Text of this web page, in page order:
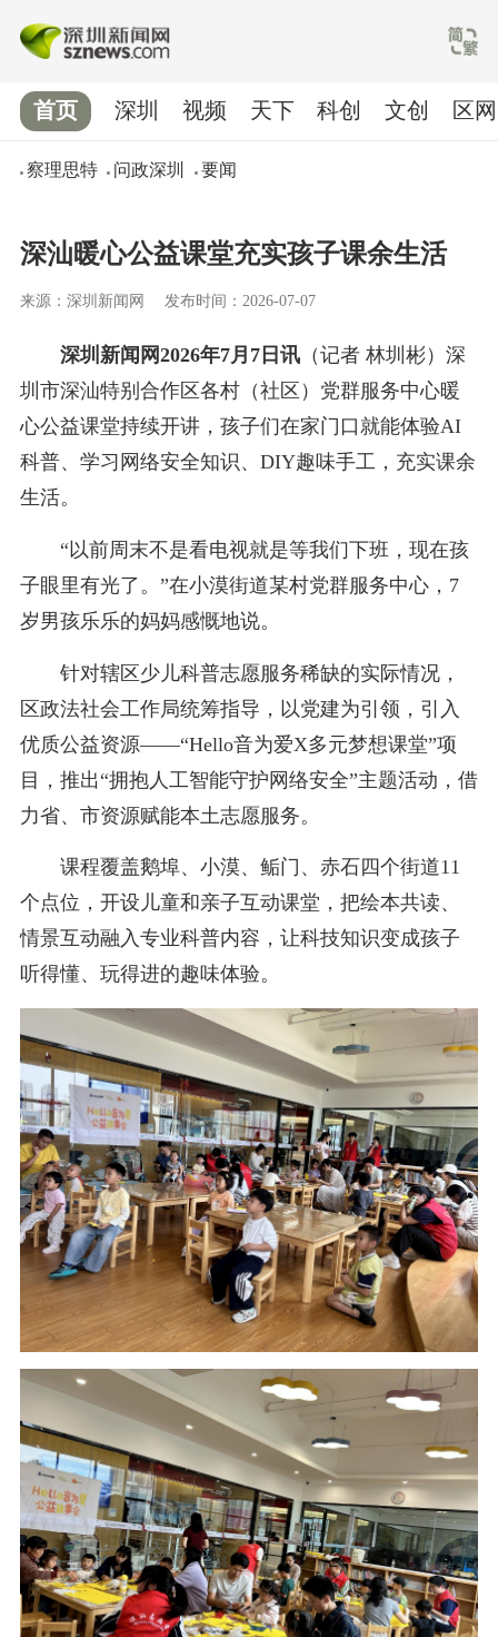
首页
察理思特 问政深圳 要闻
深圳 视频 天下 科创 文创 区网
深汕暖心公益课堂充实孩子课余生活
来源：深圳新闻网 发布时间：2026-07-07
深圳新闻网2026年7月7日讯（记者 林圳彬）深
圳市深汕特别合作区各村（社区）党群服务中心暖
心公益课堂持续开讲，孩子们在家门口就能体验AI
科普、学习网络安全知识、DIY趣味手工，充实课余
生活。
“以前周末不是看电视就是等我们下班，现在孩
子眼里有光了。”在小漠街道某村党群服务中心，7
岁男孩乐乐的妈妈感慨地说。
针对辖区少儿科普志愿服务稀缺的实际情况，
区政法社会工作局统筹指导，以党建为引领，引入
优质公益资源——“Hello音为爱X多元梦想课堂”项
目，推出“拥抱人工智能守护网络安全”主题活动，借
力省、市资源赋能本土志愿服务。
课程覆盖鹅埠、小漠、鲘门、赤石四个街道11
个点位，开设儿童和亲子互动课堂，把绘本共读、
情景互动融入专业科普内容，让科技知识变成孩子
听得懂、玩得进的趣味体验。